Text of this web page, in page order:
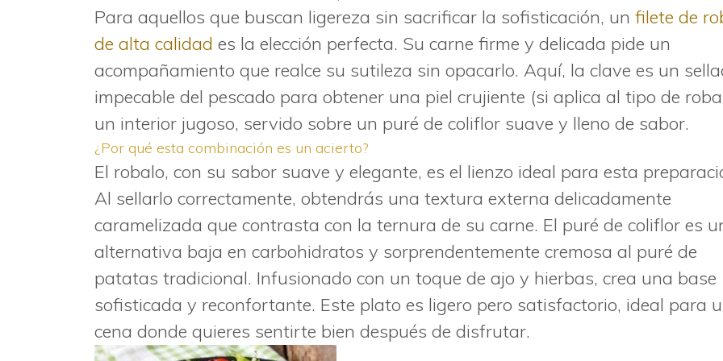
Para aquellos que buscan ligereza sin sacrificar la sofisticación, un filete de
de alta calidad es la elección perfecta. Su carne firme y delicada pide un
acompañamiento que realce su sutileza sin opacarlo. Aquí, la clave es un
impecable del pescado para obtener una piel crujiente (si aplica al tipo de
un interior jugoso, servido sobre un puré de coliflor suave y lleno de sabor.
¿Por qué esta combinación es un acierto?
El robalo, con su sabor suave y elegante, es el lienzo ideal para esta
Al sellarlo correctamente, obtendrás una textura externa delicadamente
caramelizada que contrasta con la ternura de su carne. El puré de coliflor es
alternativa baja en carbohidratos y sorprendentemente cremosa al puré de
patatas tradicional. Infusionado con un toque de ajo y hierbas, crea una base
sofisticada y reconfortante. Este plato es ligero pero satisfactorio, ideal para
cena donde quieres sentirte bien después de disfrutar.